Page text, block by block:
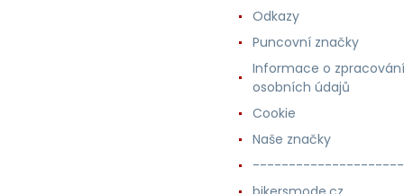
Odkazy
Puncovní značky
Informace o zpracování
osobních údajů
Cookie
Naše značky